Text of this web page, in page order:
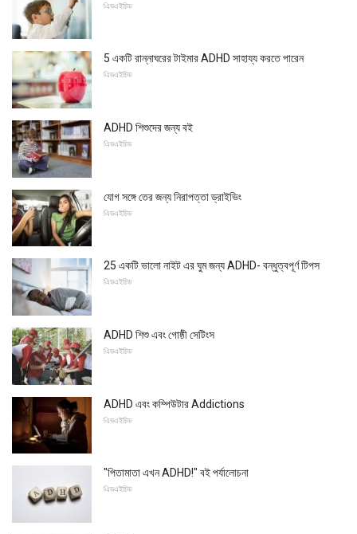
এিডএইচিড
5 একটি রান্নাঘরের টাইমার ADHD সাহায্য করতে পারেন
এিডএইচিড
ADHD শিশুদের জন্য বই
এিডএইচিড
যোগ সঙ্গে তের জন্য নিরাপত্তা ড্রাইভিং
এিডএইচিড
25 একটি ভালো নাইট এর ঘুম জন্য ADHD- বন্ধুত্বপূর্ণ টিপস
এিডএইচিড
ADHD শিশু এবং গোষ্ঠী সেটিংস
এিডএইচিড
ADHD এবং কম্পিউটার Addictions
এিডএইচিড
"পিতামাতা এখন ADHD!" বই পর্যালোচনা
এিডএইচিড